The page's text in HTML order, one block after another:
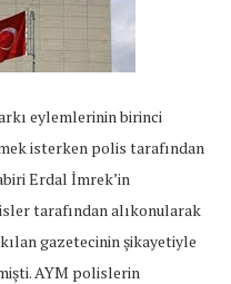
eylemlerinin birinci
isterken polis tarafından
Erdal İmrek’in
tarafından alıkonularak
gazetecinin şikayetiyle
AYM polislerin